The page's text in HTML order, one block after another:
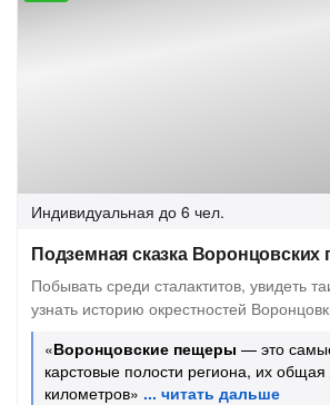
Индивидуальная до 6 чел.
Подземная сказка
Побывать среди сталактитов, увидеть
узнать историю окрестностей
«Воронцовские пещеры — это
карстовые полости региона, их
километров»